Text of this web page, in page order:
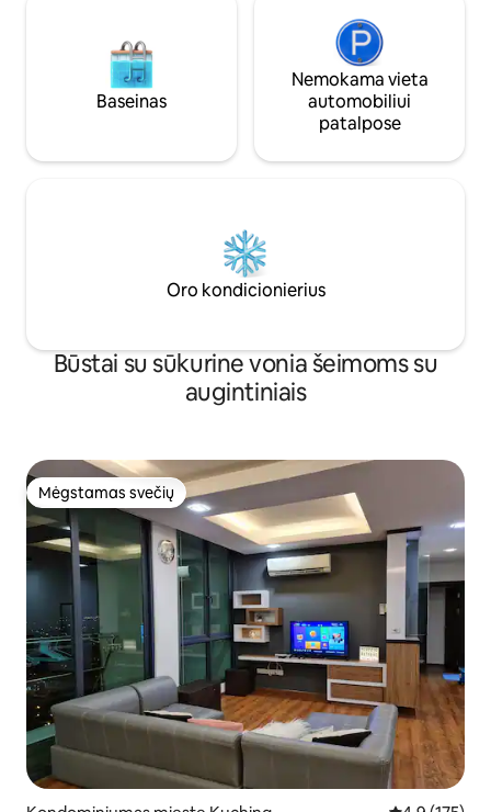
Baseinas
Nemokama vieta
automobiliui
patalpose
Oro kondicionierius
Būstai su sūkurine vonia šeimoms su
augintiniais
Mėgstamas svečių
Mėgstamas svečių